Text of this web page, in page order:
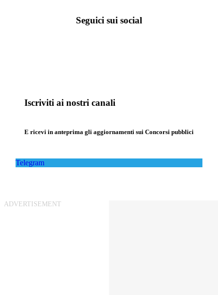
Seguici sui social
Iscriviti ai nostri canali
E ricevi in anteprima gli aggiornamenti sui Concorsi pubblici
Telegram